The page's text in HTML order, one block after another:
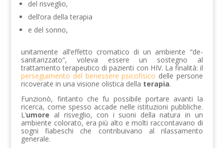
del risveglio,
dell’ora della terapia
e del sonno,
unitamente all’effetto cromatico di un ambiente “de-
sanitarizzato”, voleva essere un sostegno al
trattamento terapeutico di pazienti con HIV. La finalità: il
perseguimento del benessere psicofisico delle persone
ricoverate in una visione olistica della terapia.
Funzionò, fintanto che fu possibile portare avanti la
ricerca, come spesso accade nelle istituzioni pubbliche.
L’umore al risveglio, con i suoni della natura in un
ambiente colorato, era più alto e molti raccontavano di
sogni fiabeschi che contribuivano al rilassamento
generale.